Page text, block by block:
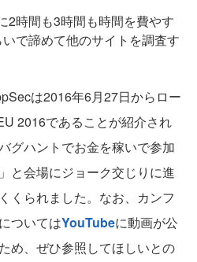
2時間も3時間も時間を費やす
で諦めて他のサイトを調査す
は2016年6月27日からロー
2016であることが紹介され
グハントでお金を稼いで参加
と会場にジョーク交じりに進
くられました。なお、カンフ
ついてはYouTubeに動画が公
め、ぜひ参照してほしいとの